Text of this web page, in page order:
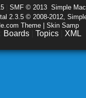
SMF © 2013 Simple
2.3.5 © 2008-2012,
Theme | Skin Samp
Boards Topics XML